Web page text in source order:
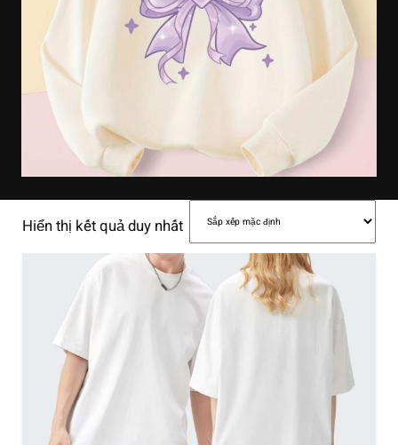
Hiển thị kết quả duy nhất